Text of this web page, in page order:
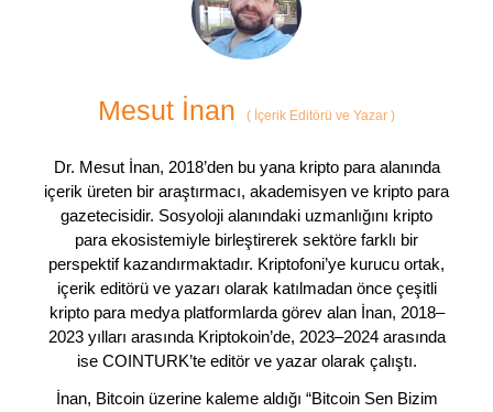
Mesut İnan ( İçerik Editörü ve Yazar )
Dr. Mesut İnan, 2018’den bu yana kripto para alanında
içerik üreten bir araştırmacı, akademisyen ve kripto para
gazetecisidir. Sosyoloji alanındaki uzmanlığını kripto
para ekosistemiyle birleştirerek sektöre farklı bir
perspektif kazandırmaktadır. Kriptofoni’ye kurucu ortak,
içerik editörü ve yazarı olarak katılmadan önce çeşitli
kripto para medya platformlarda görev alan İnan, 2018–
2023 yılları arasında Kriptokoin’de, 2023–2024 arasında
ise COINTURK’te editör ve yazar olarak çalıştı.
İnan, Bitcoin üzerine kaleme aldığı “Bitcoin Sen Bizim